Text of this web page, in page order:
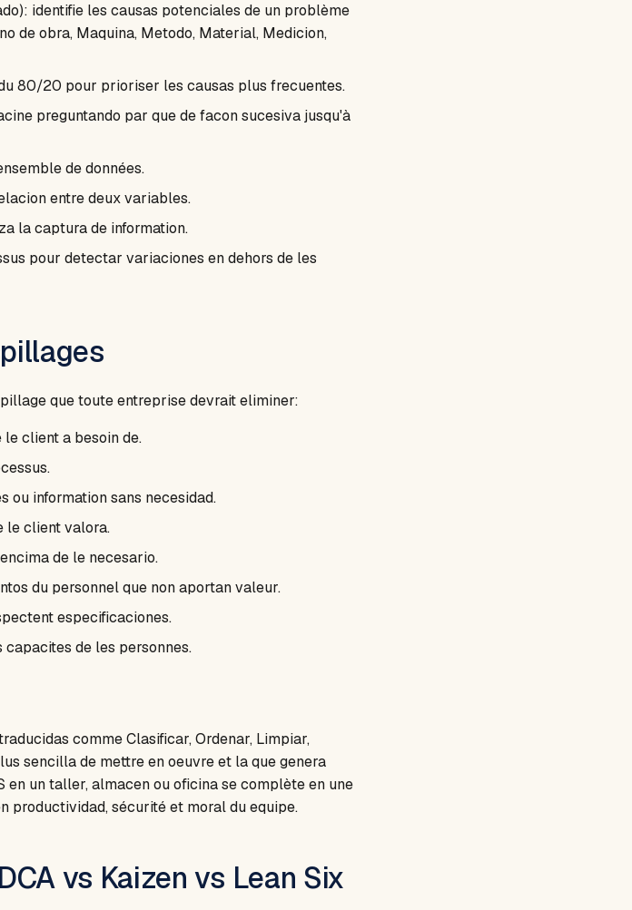
identifie les causas potenciales de un problème
de obra, Maquina, Metodo, Material, Medicion,
80/20 pour prioriser les causas plus frecuentes.
preguntando par que de facon sucesiva jusqu'à
de données.
entre deux variables.
la captura de information.
pour detectar variaciones en dehors de les
que toute entreprise devrait eliminer:
client a besoin de.
ou information sans necesidad.
le client valora.
de le necesario.
du personnel que non aportan valeur.
especificaciones.
de les personnes.
comme Clasificar, Ordenar, Limpiar,
sencilla de mettre en oeuvre et la que genera
un taller, almacen ou oficina se complète en une
productividad, sécurité et moral du equipe.
vs Kaizen vs Lean Six